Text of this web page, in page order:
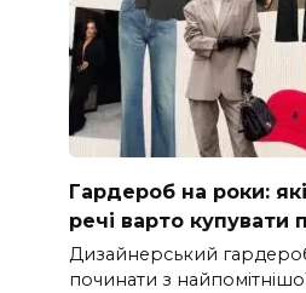
Гардероб на роки:
речі варто купувати
Дизайнерський
починати з